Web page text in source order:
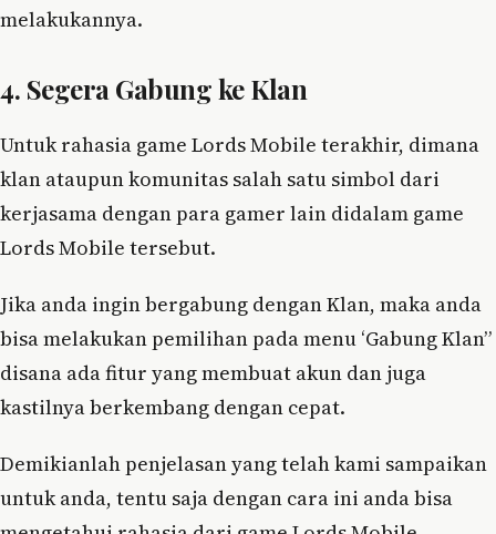
melakukannya.
4. Segera Gabung ke Klan
Untuk rahasia game Lords Mobile terakhir, dimana
klan ataupun komunitas salah satu simbol dari
kerjasama dengan para gamer lain didalam game
Lords Mobile tersebut.
Jika anda ingin bergabung dengan Klan, maka anda
bisa melakukan pemilihan pada menu ‘Gabung Klan”
disana ada fitur yang membuat akun dan juga
kastilnya berkembang dengan cepat.
Demikianlah penjelasan yang telah kami sampaikan
untuk anda, tentu saja dengan cara ini anda bisa